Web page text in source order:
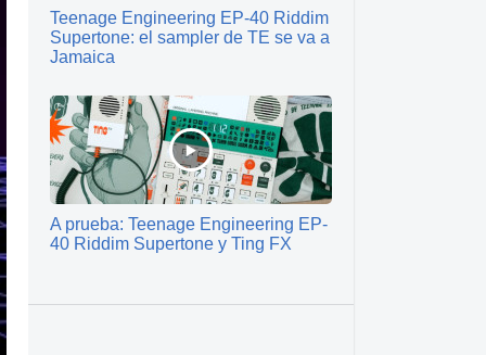
Teenage Engineering EP-40 Riddim
Supertone: el sampler de TE se va a
Jamaica
A prueba: Teenage Engineering EP-
40 Riddim Supertone y Ting FX